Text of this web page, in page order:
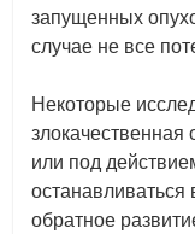
запущенных
случае не все
Некоторые
или под
останавливаться
обратное